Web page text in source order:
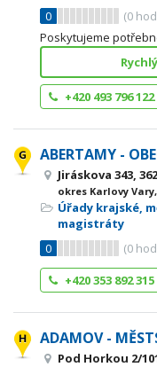
0
(0
Poskytujeme
+420 493 796 122
ABERTAMY -
Jiráskova 343,
okres Karlovy
Úřady krajské,
magistráty
0
(0
+420 353 892 315
ADAMOV -
Pod Horkou 2/